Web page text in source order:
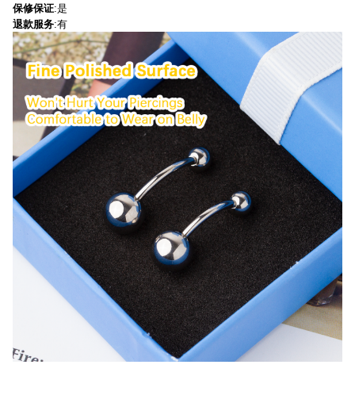
保修保证:是
退款服务:有